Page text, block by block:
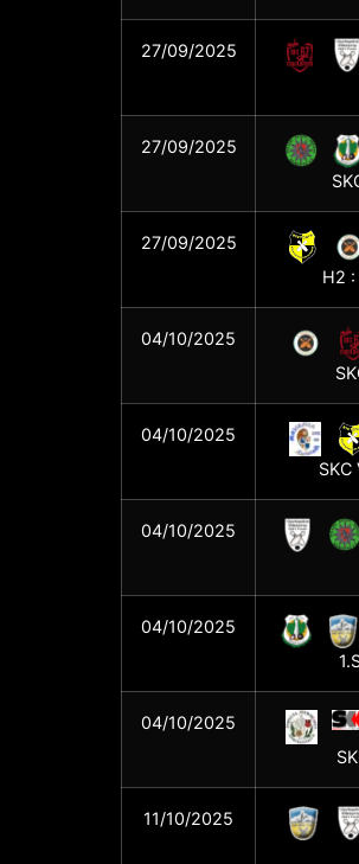
27/09/2025
27/09/2025
27/09/2025
H2 :
04/10/2025
04/10/2025
04/10/2025
04/10/2025
04/10/2025
11/10/2025